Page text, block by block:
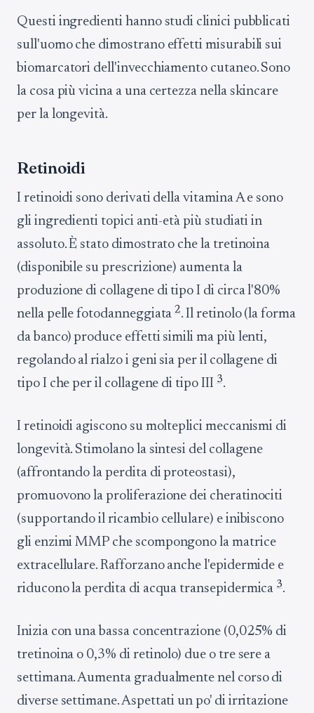
Questi ingredienti hanno studi clinici pubblicati
sull'uomo che dimostrano effetti misurabili sui
biomarcatori dell'invecchiamento cutaneo. Sono
la cosa più vicina a una certezza nella skincare
per la longevità.
Retinoidi
I retinoidi sono derivati della vitamina A e sono
gli ingredienti topici anti-età più studiati in
assoluto. È stato dimostrato che la tretinoina
(disponibile su prescrizione) aumenta la
produzione di collagene di tipo I di circa l'80%
nella pelle fotodanneggiata2. Il retinolo (la forma
da banco) produce effetti simili ma più lenti,
regolando al rialzo i geni sia per il collagene di
tipo I che per il collagene di tipo III 3.
I retinoidi agiscono su molteplici meccanismi di
longevità. Stimolano la sintesi del collagene
(affrontando la perdita di proteostasi),
promuovono la proliferazione dei cheratinociti
(supportando il ricambio cellulare) e inibiscono
gli enzimi MMP che scompongono la matrice
extracellulare. Rafforzano anche l'epidermide e
riducono la perdita di acqua transepidermica3.
Inizia con una bassa concentrazione (0,025% di
tretinoina o 0,3% di retinolo) due o tre sere a
settimana. Aumenta gradualmente nel corso di
diverse settimane. Aspettati un po' di irritazione